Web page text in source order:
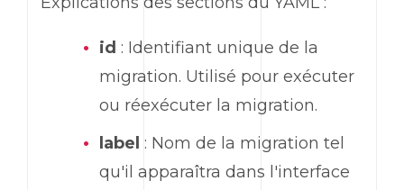
id : Identifiant unique de la
migration. Utilisé pour exécuter
ou réexécuter la migration.
label : Nom de la migration tel
qu'il apparaîtra dans l'interface